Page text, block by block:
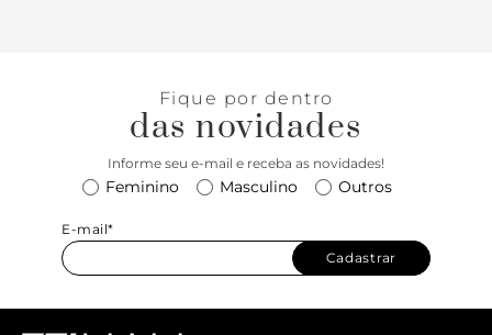
Fique por dentro
das novidades
Informe seu e-mail e receba as novidades!
Feminino Masculino Outros
E-mail*
Cadastrar